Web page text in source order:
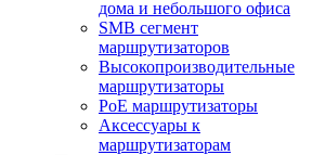
дома и небольшого офиса
SMB сегмент
маршрутизаторов
Высокопроизводительные
маршрутизаторы
PoE маршрутизаторы
Аксессуары к
маршрутизаторам